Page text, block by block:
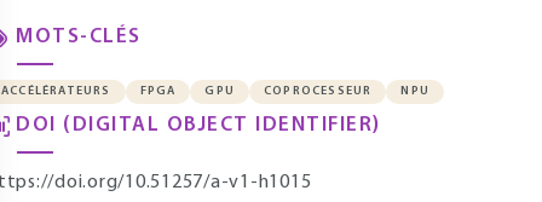
MOTS-CLÉS
ACCÉLÉRATEURS FPGA GPU COPROCESSEUR NPU
DOI (DIGITAL OBJECT IDENTIFIER)
doi.org/10.51257/a-v1-h1015